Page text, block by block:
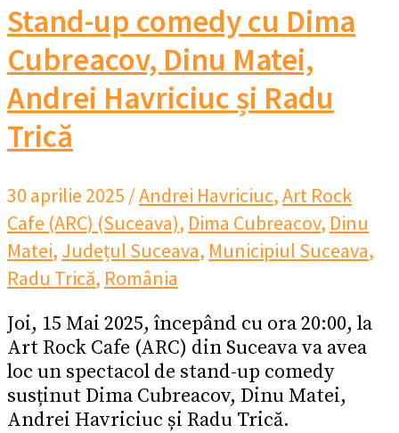
Stand-up comedy cu Dima
Cubreacov, Dinu Matei,
Andrei Havriciuc și Radu
Trică
30 aprilie 2025 /Andrei Havriciuc,Art Rock
Cafe (ARC) (Suceava), Dima Cubreacov, Dinu
Matei, Județul Suceava, Municipiul Suceava,
Radu Trică, România
Joi, 15 Mai 2025, începând cu ora 20:00, la
Art Rock Cafe (ARC) din Suceava va avea
loc un spectacol de stand-up comedy
susținut Dima Cubreacov, Dinu Matei,
Andrei Havriciuc și Radu Trică.